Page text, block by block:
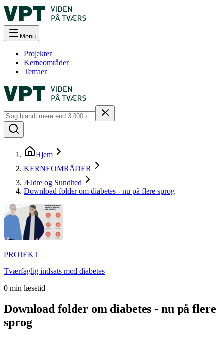
Menu
Projekter
Kerneområder
Temaer
Hjem
KERNEOMRÅDER
Ældre og Sundhed
Download folder om diabetes - nu på flere sprog
PROJEKT
Tværfaglig indsats mod diabetes
0 min læsetid
Download folder om diabetes - nu på flere
sprog